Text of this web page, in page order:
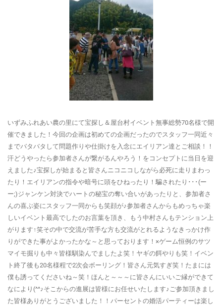
いずみふれあい農の里にて宝探し＆屋台村イベント無事総勢70名様で開
催できました！今回の企画は初めての企画だったのでスタッフ一同近々
までバタバタして問題作りや仕掛けを入念にエイリアン達とご相談！！
汗どうやったら参加者さんが繋がるんやろう！をコンセプトに当日を迎
えました♪宝探しが始まると皆さんニコニコしながら必死に走りまわっ
たり！エイリアンの指令や暗号に頭をひねったり！騙されたり･･･(ー
ー;)ジャンケン対決でハートの秘宝の奪い合いがあったりと、参加者さ
んの喜ぶ姿にスタッフ一同からも笑顔が♪参加者さんからもめっちゃ楽
しいイベント最高でしたのお言葉を頂き、もう中村さんもテンション上
がります↑笑その中で交流が苦手な方も交流がとれるようなきっかけ作
りができた事がよかったかな～と思っております！×ゲーム恒例のサツ
マイモ掘りも中々皆様馴染んでましたよ笑！ヤギの餌やりも笑！イベン
ト終了後も20名様程で2次会ボーリング！皆さん元気すぎ笑！たまには
僕も誘ってくださいね～笑！ほんと～～～に皆さんにいいご縁ができて
なにより(^^♪そこからの進展は皆様にお任せいたします♪ご参加頂きまし
た皆様ありがとうございました！！パーセントの婚活パーティーは楽し